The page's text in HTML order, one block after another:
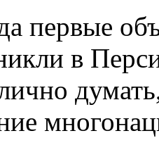
первые
в